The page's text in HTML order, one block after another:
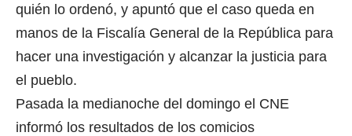
quién lo ordenó, y apuntó que el caso queda en
manos de la Fiscalía General de la República para
hacer una investigación y alcanzar la justicia para
el pueblo.
Pasada la medianoche del domingo el CNE
informó los resultados de los comicios